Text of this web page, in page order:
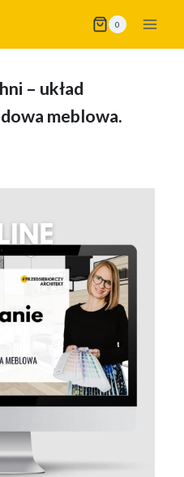
0
– układ
meblowa.